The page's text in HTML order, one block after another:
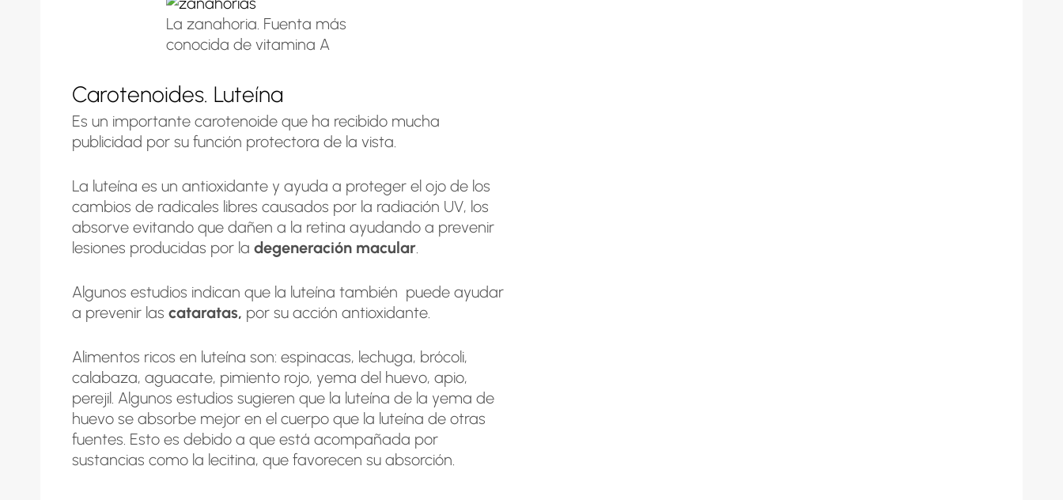
La zanahoria. Fuenta más
conocida de vitamina A
Carotenoides. Luteína
Es un importante carotenoide que ha recibido mucha
publicidad por su función protectora de la vista.
La luteína es un antioxidante y ayuda a proteger el ojo de los
cambios de radicales libres causados por la radiación UV, los
absorve evitando que dañen a la retina ayudando a prevenir
lesiones producidas por la degeneración macular.
Algunos estudios indican que la luteína también puede ayudar
a prevenir las cataratas, por su acción antioxidante.
Alimentos ricos en luteína son: espinacas, lechuga, brócoli,
calabaza, aguacate, pimiento rojo, yema del huevo, apio,
perejil. Algunos estudios sugieren que la luteína de la yema de
huevo se absorbe mejor en el cuerpo que la luteína de otras
fuentes. Esto es debido a que está acompañada por
sustancias como la lecitina, que favorecen su absorción.